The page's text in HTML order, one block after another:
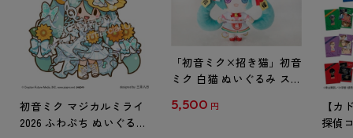
初音ミク マジカルミライ
2026 ふわぷち ぬいぐるみ
「初音ミク×招き猫」初音
ミク 白猫 ぬいぐるみ スタ
5,500 円
【カ
探偵